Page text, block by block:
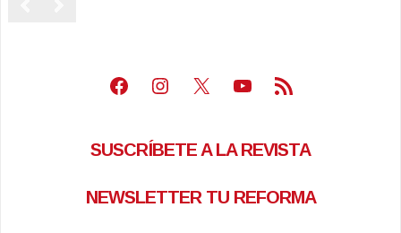
Facebook
Instagram
X Youtube
Feed RSS
SUSCRÍBETE A LA REVISTA
NEWSLETTER TU REFORMA